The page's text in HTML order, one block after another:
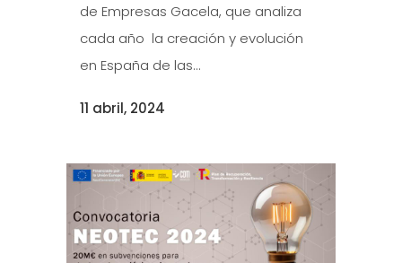
de Empresas Gacela, que analiza
cada año la creación y evolución
en España de las...
11 abril, 2024